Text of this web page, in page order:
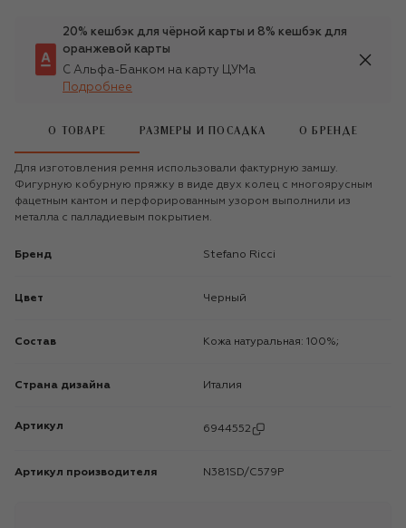
20% кешбэк для чёрной карты и 8% кешбэк для
оранжевой карты
С Альфа-Банком на карту ЦУМа
Подробнее
О ТОВАРЕ РАЗМЕРЫ И ПОСАДКА О БРЕНДЕ
Для изготовления ремня использовали фактурную замшу.
Фигурную кобурную пряжку в виде двух колец с многоярусным
фацетным кантом и перфорированным узором выполнили из
металла с палладиевым покрытием.
Бренд Stefano Ricci
Цвет Черный
Состав Кожа натуральная: 100%;
Страна дизайна Италия
Артикул 6944552
Артикул производителя N381SD/C579P